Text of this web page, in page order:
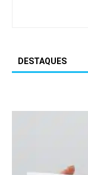
DESTAQUES